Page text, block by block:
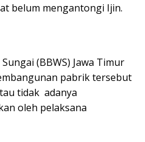
belum mengantongi Ijin.
(BBWS) Jawa Timur
pabrik tersebut
tidak adanya
oleh pelaksana